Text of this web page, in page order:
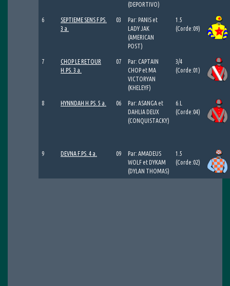
(DEPORTIVO)
6
SEPTIEME SENS F.PS.
3 a.
03
Par: PANIS et
LADY JAK
(AMERICAN
POST)
1.5
(Corde:09)
7
CHOP LE RETOUR
H.PS. 3 a.
07
Par: CAPTAIN
CHOP et MA
VICTORYAN
(KHELEYF)
3/4
(Corde:01)
8 HYNNDAH H.PS. 5 a. 06
Par: ASANGA et
DAHLIA DEUX
(CONQUISTACKY)
6.L
(Corde:04)
9 DEVNA F.PS. 4 a. 09
Par: AMADEUS
WOLF et DYKAM
(DYLAN THOMAS)
1.5
(Corde:02)